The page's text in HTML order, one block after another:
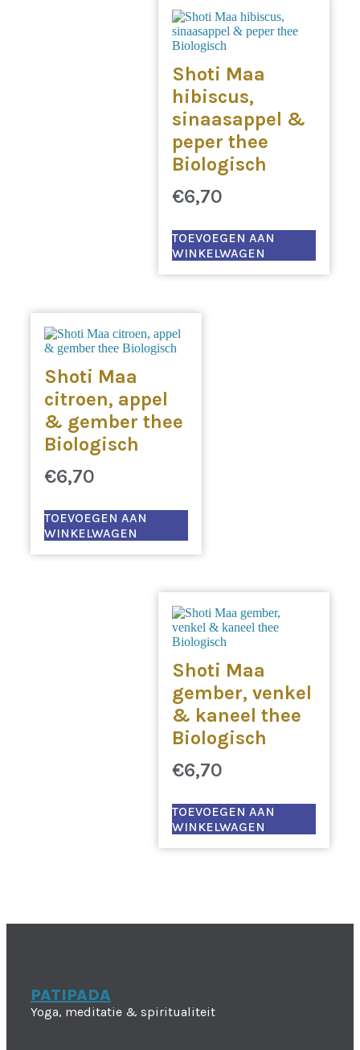
Shoti Maa
hibiscus,
sinaasappel &
peper thee
Biologisch
€6,70
TOEVOEGEN AAN
WINKELWAGEN
Shoti Maa
citroen, appel
& gember thee
Biologisch
€6,70
TOEVOEGEN AAN
WINKELWAGEN
Shoti Maa
gember, venkel
& kaneel thee
Biologisch
€6,70
TOEVOEGEN AAN
WINKELWAGEN
PATIPADA
Yoga, meditatie & spiritualiteit